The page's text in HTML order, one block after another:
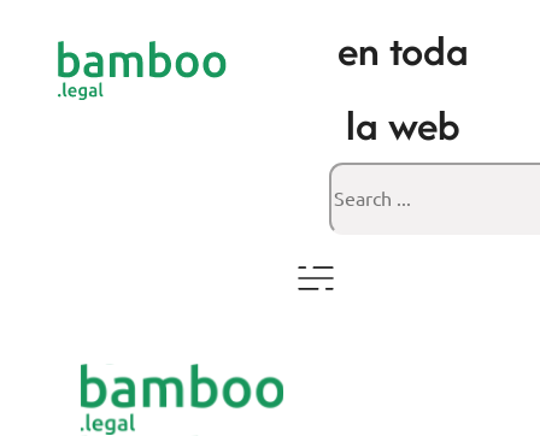
en toda
la web
Search